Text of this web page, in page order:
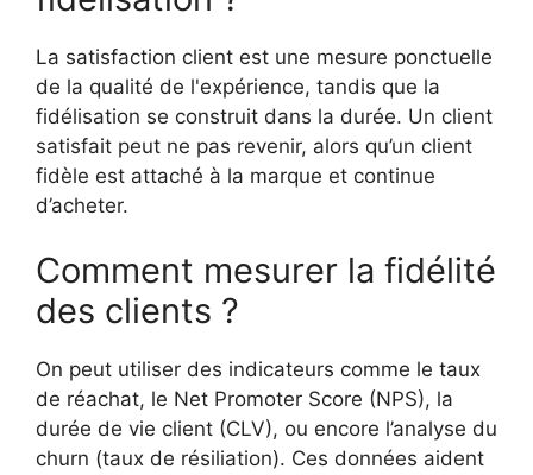
La satisfaction client est une mesure ponctuelle
de la qualité de l'expérience, tandis que la
fidélisation se construit dans la durée. Un client
satisfait peut ne pas revenir, alors qu’un client
fidèle est attaché à la marque et continue
d’acheter.
Comment mesurer la fidélité
des clients ?
On peut utiliser des indicateurs comme le taux
de réachat, le Net Promoter Score (NPS), la
durée de vie client (CLV), ou encore l’analyse du
churn (taux de résiliation). Ces données aident